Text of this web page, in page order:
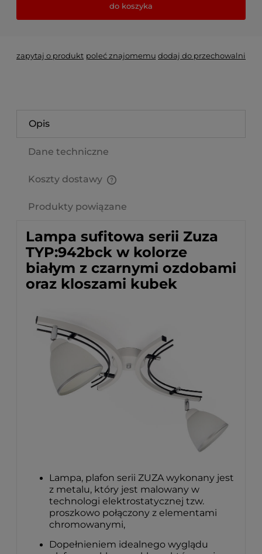
do koszyka
zapytaj o produkt poleć znajomemu dodaj do przechowalni
Opis
Dane techniczne
Koszty dostawy
Produkty powiązane
Lampa sufitowa serii Zuza
TYP:942bck w kolorze
białym z czarnymi ozdobami
oraz kloszami kubek
Lampa, plafon serii ZUZA wykonany jest
z metalu, który jest malowany w
technologi elektrostatycznej tzw.
proszkowo połączony z elementami
chromowanymi,
Dopełnieniem idealnego wyglądu